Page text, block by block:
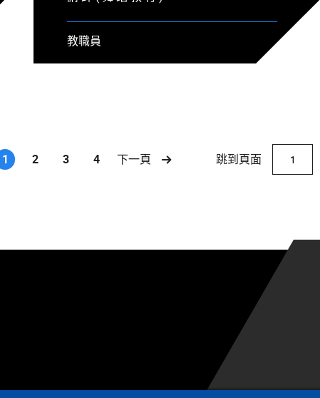
教職員
1
(current)
2 3 4 下一頁 跳到頁面